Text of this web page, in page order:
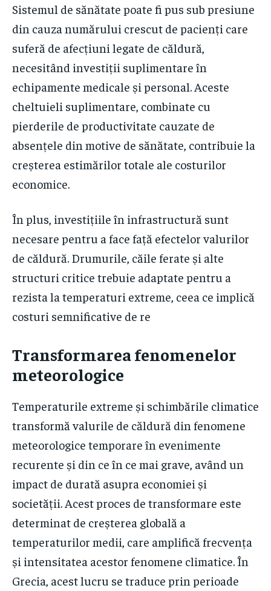
Sistemul de sănătate poate fi pus sub presiune
din cauza numărului crescut de pacienți care
suferă de afecțiuni legate de căldură,
necesitând investiții suplimentare în
echipamente medicale și personal. Aceste
cheltuieli suplimentare, combinate cu
pierderile de productivitate cauzate de
absențele din motive de sănătate, contribuie la
creșterea estimărilor totale ale costurilor
economice.
În plus, investițiile în infrastructură sunt
necesare pentru a face față efectelor valurilor
de căldură. Drumurile, căile ferate și alte
structuri critice trebuie adaptate pentru a
rezista la temperaturi extreme, ceea ce implică
costuri semnificative de re
Transformarea fenomenelor
meteorologice
Temperaturile extreme și schimbările climatice
transformă valurile de căldură din fenomene
meteorologice temporare în evenimente
recurente și din ce în ce mai grave, având un
impact de durată asupra economiei și
societății. Acest proces de transformare este
determinat de creșterea globală a
temperaturilor medii, care amplifică frecvența
și intensitatea acestor fenomene climatice. În
Grecia, acest lucru se traduce prin perioade